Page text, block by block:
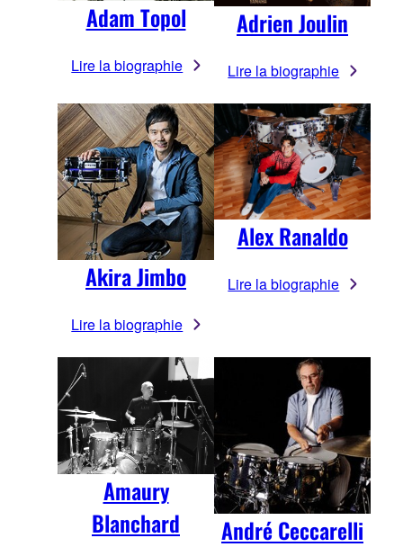
Adam Topol
Lire la biographie
Adrien Joulin
Lire la biographie
Akira Jimbo
Lire la biographie
Alex Ranaldo
Lire la biographie
Amaury
Blanchard
André Ceccarelli